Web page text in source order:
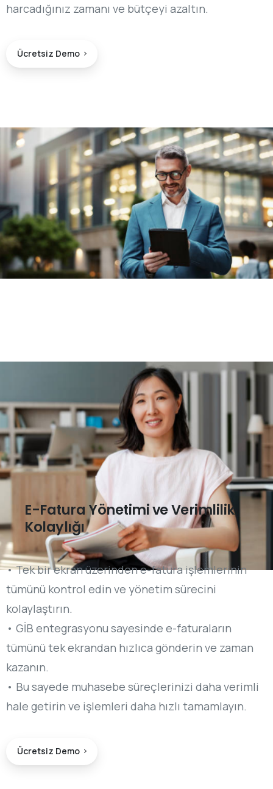
harcadığınız zamanı ve bütçeyi azaltın.
Ücretsiz Demo
E-Fatura Yönetimi ve Verimlilik
Kolaylığı
• Tek bir ekran üzerinden e-fatura işlemlerinin
tümünü kontrol edin ve yönetim sürecini
kolaylaştırın.
• GİB entegrasyonu sayesinde e-faturaların
tümünü tek ekrandan hızlıca gönderin ve zaman
kazanın.
• Bu sayede muhasebe süreçlerinizi daha verimli
hale getirin ve işlemleri daha hızlı tamamlayın.
Ücretsiz Demo